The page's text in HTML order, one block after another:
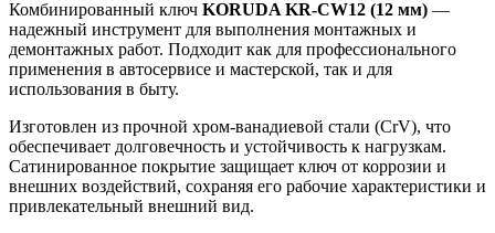
Комбинированный ключ KORUDA KR-CW12 (12 мм) —
надежный инструмент для выполнения монтажных и
демонтажных работ. Подходит как для профессионального
применения в автосервисе и мастерской, так и для
использования в быту.
Изготовлен из прочной хром-ванадиевой стали (CrV), что
обеспечивает долговечность и устойчивость к нагрузкам.
Сатинированное покрытие защищает ключ от коррозии и
внешних воздействий, сохраняя его рабочие характеристики и
привлекательный внешний вид.